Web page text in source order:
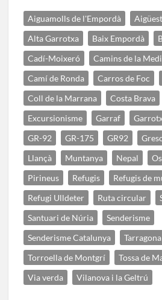
Aiguamolls de l'Empordà
Alta Garrotxa
Baix Empordà
Cadí-Moixeró
Camins de la
Camí de Ronda
Carros de Foc
Coll de la Marrana
Costa Brava
Excursionisme
Garraf
GR-92
GR-175 GR92
Llançà
Muntanya Nepal
Pirineus
Refugis
Refugis de
Refugi Ulldeter
Ruta circular
Santuari de Núria
Senderisme
Senderisme Catalunya
Tarragona
Torroella de Montgrí
Tossa de
Via verda
Vilanova i la Geltrú